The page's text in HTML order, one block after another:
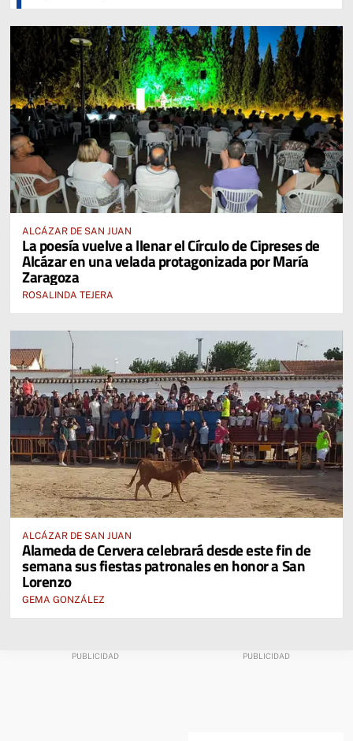
ALCÁZAR DE SAN JUAN
La poesía vuelve a llenar el Círculo de Cipreses de
Alcázar en una velada protagonizada por María
Zaragoza
ROSALINDA TEJERA
ALCÁZAR DE SAN JUAN
Alameda de Cervera celebrará desde este fin de
semana sus fiestas patronales en honor a San
Lorenzo
GEMA GONZÁLEZ